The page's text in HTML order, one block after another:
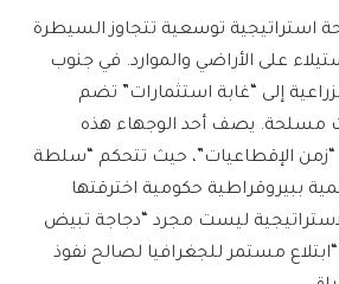
استراتيجية توسعية تتجاوز السيطرة
على الأراضي والموارد. في جنوب
إلى “غابة استثمارات” تضم
مسلحة. يصف أحد الوجهاء هذه
“زمن الإقطاعيات”، حيث تتحكم “سلطة
ببيروقراطية حكومية اخترقتها
ليست مجرد “دجاجة تبيض
مستمر للجغرافيا لصالح نفوذ